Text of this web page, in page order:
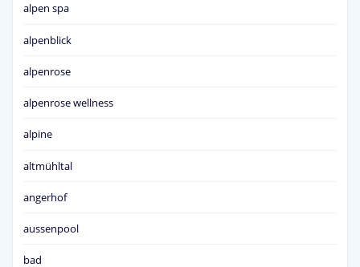
alpen spa
alpenblick
alpenrose
alpenrose wellness
alpine
altmühltal
angerhof
aussenpool
bad